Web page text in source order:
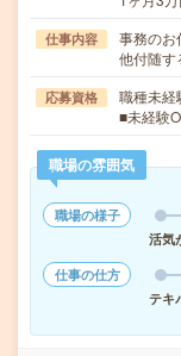
仕事内容
事務のお
他付随す
応募資格
職種未経
■未経験
職場の雰囲気
職場の様子
活気
仕事の仕方
テキ